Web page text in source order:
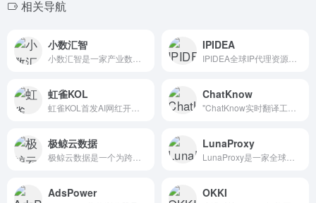
相关导航
小数汇智 IPIDEA
虹雀KOL ChatKnow
极鲸云数据 LunaProxy
AdsPower OKKI